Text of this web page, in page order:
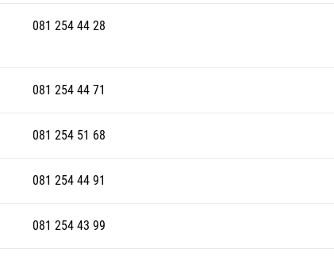
081 254 44 28
081 254 44 71
081 254 51 68
081 254 44 91
081 254 43 99